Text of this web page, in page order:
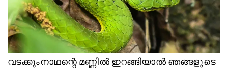
വടക്കുംനാഥന്റെ മണ്ണിൽ ഇറങ്ങിയാൽ ഞങ്ങളുടെ